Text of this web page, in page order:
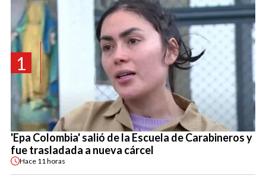
1
'Epa Colombia' salió de la Escuela de Carabineros y
fue trasladada a nueva cárcel
Hace 11 horas